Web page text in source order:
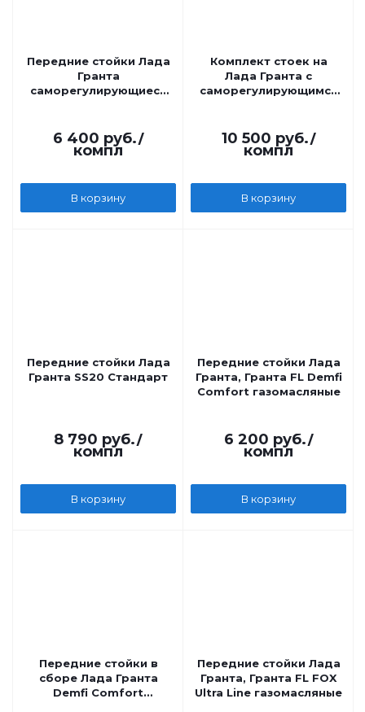
Передние стойки Лада
Гранта
саморегулирующиеся
6 400 руб./
компл
В корзину
Комплект стоек на
Лада Гранта с
саморегулирующимся
10 500 руб./
компл
В корзину
Передние стойки Лада
Гранта SS20 Стандарт
8 790 руб./
компл
В корзину
Передние стойки Лада
Гранта, Гранта FL Demfi
Comfort газомасляные
6 200 руб./
компл
В корзину
Передние стойки в
сборе Лада Гранта
Demfi Comfort
Передние стойки Лада
Гранта, Гранта FL FOX
Ultra Line газомасляные